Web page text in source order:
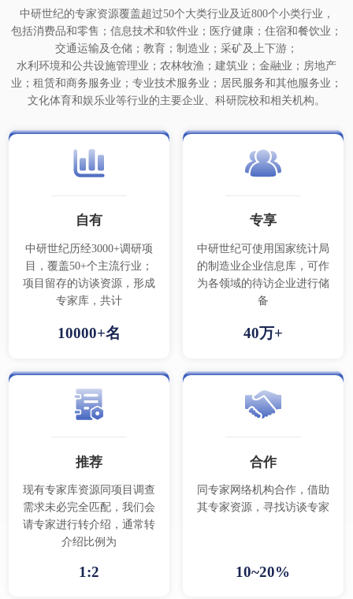
中研世纪的专家资源覆盖超过50个大类行业及近800个小类行业，
包括消费品和零售；信息技术和软件业；医疗健康；住宿和餐饮业；
交通运输及仓储；教育；制造业；采矿及上下游；
水利环境和公共设施管理业；农林牧渔；建筑业；金融业；房地产
业；租赁和商务服务业；专业技术服务业；居民服务和其他服务业；
文化体育和娱乐业等行业的主要企业、科研院校和相关机构。
自有
中研世纪历经3000+调研项
目，覆盖50+个主流行业；
项目留存的访谈资源，形成
专家库，共计
10000+名
专享
中研世纪可使用国家统计局
的制造业企业信息库，可作
为各领域的待访企业进行储
备
40万+
推荐
现有专家库资源同项目调查
需求未必完全匹配，我们会
请专家进行转介绍，通常转
介绍比例为
1:2
合作
同专家网络机构合作，借助
其专家资源，寻找访谈专家
10~20%